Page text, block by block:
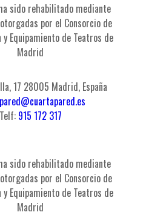
sido rehabilitado mediante
por el Consorcio de
Equipamiento de Teatros de
Madrid
17 28005 Madrid, España
Telf: 915 172 317
sido rehabilitado mediante
por el Consorcio de
Equipamiento de Teatros de
Madrid